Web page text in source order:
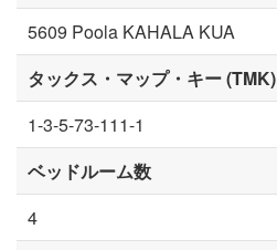
5609 Poola KAHALA KUA
タックス・マップ・キー (TMK)
1-3-5-73-111-1
ベッドルーム数
4